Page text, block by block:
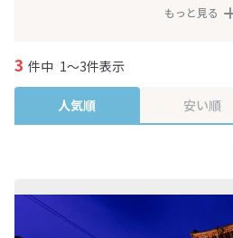
もっと見る
3 件中 1～3件表示
人気順 安い順